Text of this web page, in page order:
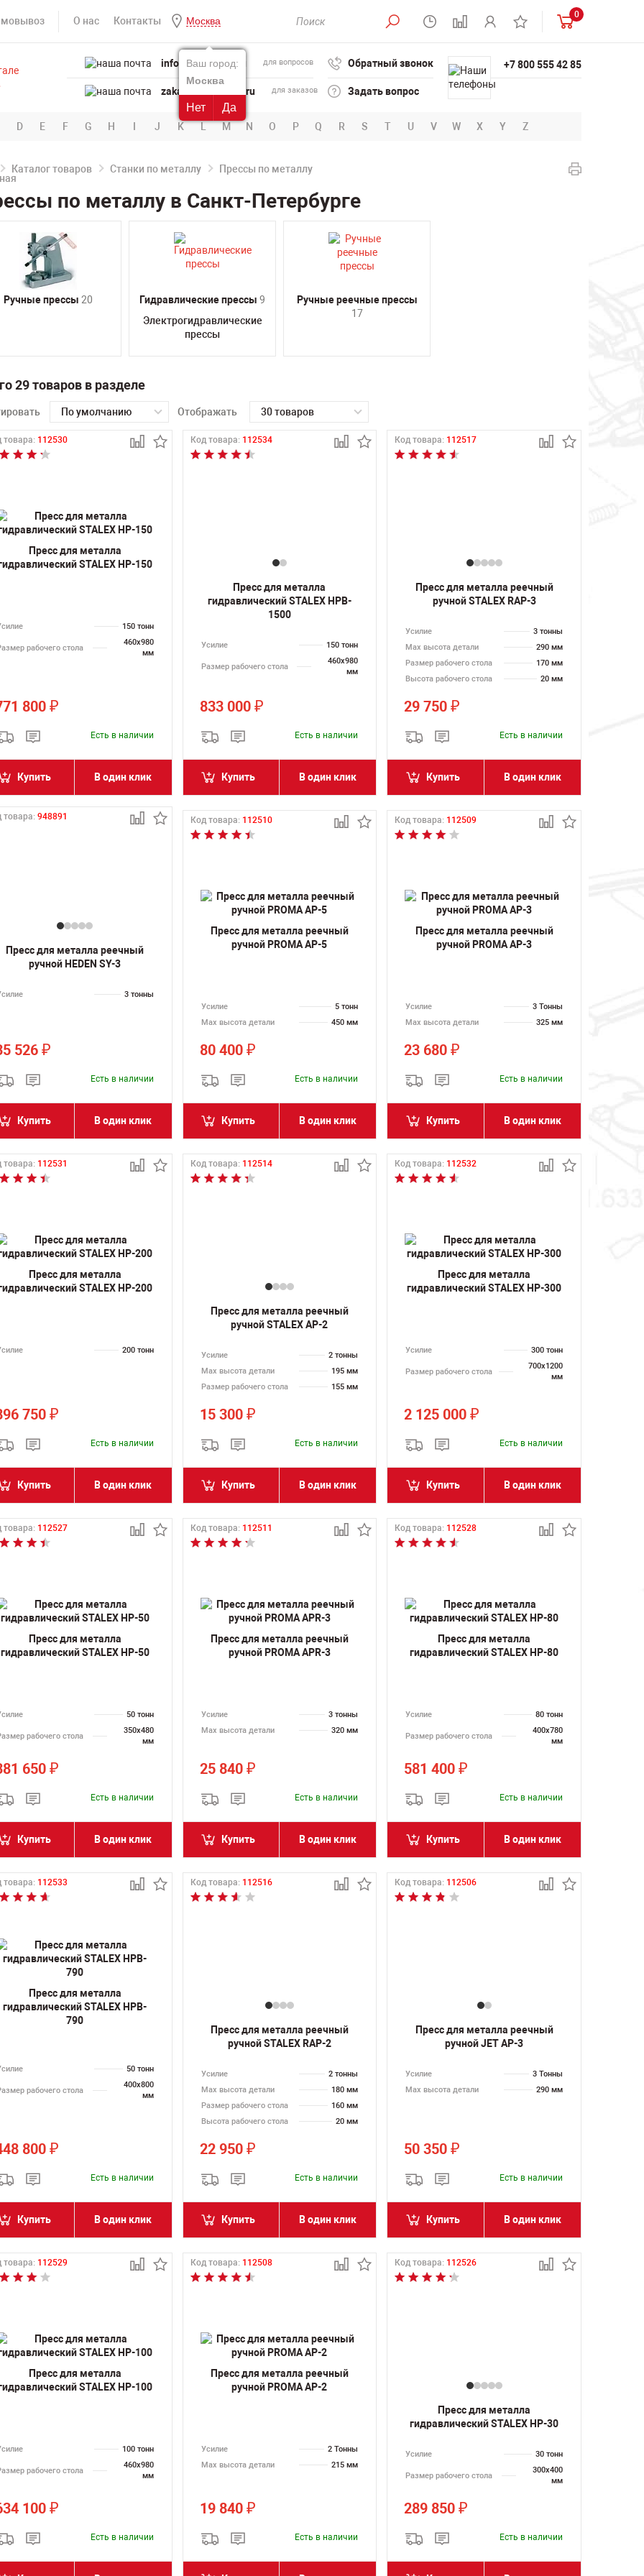
О нас Контакты Москва
Ваш город:
Москва
Нет Да
0
info@powertool.ru для вопросов
zakaz@powertool.ru для заказов
Обратный звонок
Задать вопрос
+7 800 555 42 85
D E F G H I J K L M N O P Q R S T U V W X Y Z
Каталог товаров Станки по металлу Прессы по металлу
по металлу в Санкт-Петербурге
Ручные прессы 20 Гидравлические прессы 9
Электрогидравлические
прессы
Ручные реечные прессы
17
29 товаров в разделе
По умолчанию Отображать 30 товаров
товара: 112530
Пресс для металла
STALEX HP-150
150 тонн
рабочего стола
460х980
мм
800 ₽
Есть в наличии
Купить В один клик
Код товара: 112534
Пресс для металла
гидравлический STALEX HPB-
1500
Усилие 150 тонн
Размер рабочего стола
460х980
мм
833 000 ₽
Есть в наличии
Купить В один клик
Код товара: 112517
Пресс для металла реечный
ручной STALEX RAP-3
Усилие
3 тонны
Max высота детали
290 мм
Размер рабочего стола
170 мм
Высота рабочего стола
20 мм
29 750₽
Есть в наличии
Купить В один клик
товара: 948891
Пресс для металла реечный
ручной HEDEN SY-3
3 тонны
526 ₽
Есть в наличии
Купить В один клик
Код товара: 112510
Пресс для металла реечный
ручной PROMA AP-5
Усилие
5 тонн
Max высота детали
450 мм
80 400 ₽
Есть в наличии
Купить В один клик
Код товара: 112509
Пресс для металла реечный
ручной PROMA AP-3
Усилие
3 Тонны
Max высота детали
325 мм
23 680₽
Есть в наличии
Купить В один клик
товара: 112531
Пресс для металла
STALEX HP-200
200 тонн
750 ₽
Есть в наличии
Купить В один клик
Код товара: 112514
Пресс для металла реечный
ручной STALEX AP-2
Усилие
2 тонны
Max высота детали
195 мм
Размер рабочего стола
155 мм
15 300 ₽
Есть в наличии
Купить В один клик
Код товара: 112532
Пресс для металла
гидравлический STALEX HP-300
Усилие 300 тонн
Размер рабочего стола
700х1200
мм
2 125 000₽
Есть в наличии
Купить В один клик
товара: 112527
Пресс для металла
гидравлический STALEX HP-50
50 тонн
рабочего стола
350х480
мм
650 ₽
Есть в наличии
Купить В один клик
Код товара: 112511
Пресс для металла реечный
ручной PROMA APR-3
Усилие
3 тонны
Max высота детали
320 мм
25 840 ₽
Есть в наличии
Купить В один клик
Код товара: 112528
Пресс для металла
гидравлический STALEX HP-80
Усилие 80 тонн
Размер рабочего стола
400х780
мм
581 400₽
Есть в наличии
Купить В один клик
товара: 112533
Пресс для металла
гидравлический STALEX HPB-
790
50 тонн
рабочего стола
400х800
мм
800 ₽
Есть в наличии
Купить В один клик
Код товара: 112516
Пресс для металла реечный
ручной STALEX RAP-2
Усилие
2 тонны
Max высота детали
180 мм
Размер рабочего стола
160 мм
Высота рабочего стола
20 мм
22 950 ₽
Есть в наличии
Купить В один клик
Код товара: 112506
Пресс для металла реечный
ручной JET AP-3
Усилие
3 Тонны
Max высота детали
290 мм
50 350₽
Есть в наличии
Купить В один клик
товара: 112529
Пресс для металла
STALEX HP-100
100 тонн
рабочего стола
460х980
мм
100 ₽
Есть в наличии
Код товара: 112508
Пресс для металла реечный
ручной PROMA AP-2
Усилие
2 Тонны
Max высота детали
215 мм
19 840 ₽
Есть в наличии
Код товара: 112526
Пресс для металла
гидравлический STALEX HP-30
Усилие 30 тонн
Размер рабочего стола
300х400
мм
289 850₽
Есть в наличии